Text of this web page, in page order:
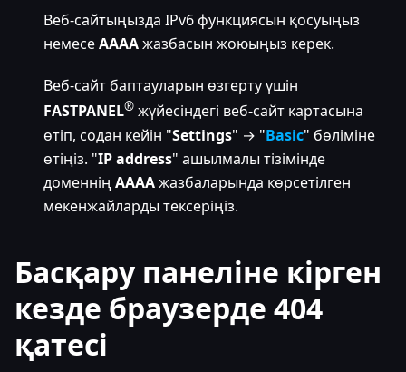
Веб-сайтыңызда IPv6 функциясын қосуыңыз
немесеAAAAжазбасын жоюыңыз керек.
Веб-сайт баптауларын өзгерту үшін
FASTPANEL® жүйесіндегі веб-сайт картасына
өтіп, содан кейін "Settings" → "Basic" бөліміне
өтіңіз. "IP address" ашылмалы тізімінде
доменнің AAAAжазбаларында көрсетілген
мекенжайларды тексеріңіз.
Басқару панеліне кірген
кезде браузерде 404
қатесі